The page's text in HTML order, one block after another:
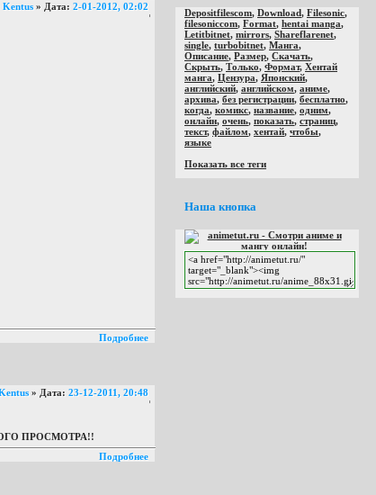
Depositfilescom, Download, Filesonic,
filesoniccom, Format, hentai manga,
Letitbitnet, mirrors, Shareflarenet,
single, turbobitnet, Манга,
Описание, Размер, Скачать,
Скрыть, Только, Формат, Хентай
манга, Цензура, Японский,
английский, английском, аниме,
архива, без регистрации, бесплатно,
когда, комикс, название, одним,
онлайн, очень, показать, страниц,
текст, файлом, хентай, чтобы,
языке
Показать все теги
Наша кнопка
Kentus » Дата: 2-01-2012, 02:02
Подробнее
» Дата: 23-12-2011, 20:48
ПРОСМОТРА!!
Подробнее